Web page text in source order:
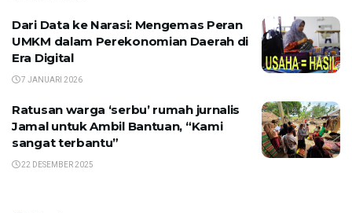
Dari Data ke Narasi: Mengemas Peran
UMKM dalam Perekonomian Daerah di
Era Digital
7 JANUARI 2026
Ratusan warga ‘serbu’ rumah jurnalis
Jamal untuk Ambil Bantuan, “Kami
sangat terbantu”
22 DESEMBER 2025